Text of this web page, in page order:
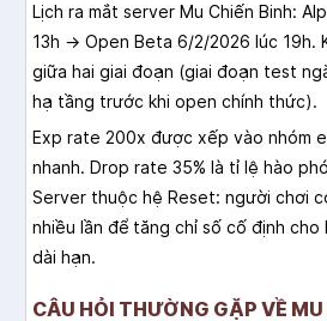
Lịch ra mắt server Mu Chiến Binh:
13h → Open Beta 6/2/2026 lúc 19h.
giữa hai giai đoạn (giai đoạn test
hạ tầng trước khi open chính thức).
Exp rate 200x được xếp vào nhóm
nhanh. Drop rate 35% là tỉ lệ hào
Server thuộc hệ Reset: người chơi
nhiều lần để tăng chỉ số cố định cho
dài hạn.
CÂU HỎI THƯỜNG GẶP VỀ MU